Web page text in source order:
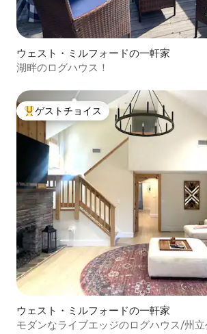
ウェスト・ミルフォードの一軒家
湖畔のログハウス！
大好評のゲストチョイスです。
ゲストチョイス
ウェスト・ミルフォードの一軒家
モダンなライブエッジのログハウス/州立